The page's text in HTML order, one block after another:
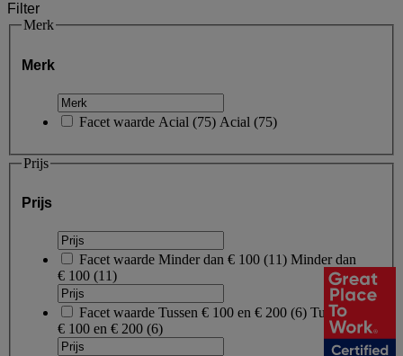
Filter
Merk
Merk
Facet waarde Acial (75) Acial (75)
Prijs
Prijs
Facet waarde Minder dan € 100 (11) Minder dan
€ 100 (11)
Facet waarde Tussen € 100 en € 200 (6) Tussen
€ 100 en € 200 (6)